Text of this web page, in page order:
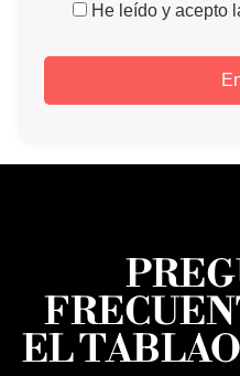
He leído y acepto
EL